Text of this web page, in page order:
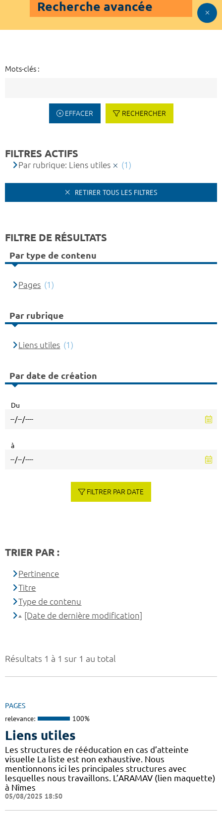
Recherche avancée
Mots-clés :
EFFACER RECHERCHER
Résultats 1 à 1 sur 1 au total
PAGES
relevance: 100%
Liens utiles
Les structures de rééducation en cas d’atteinte
visuelle La liste est non exhaustive. Nous
mentionnons ici les principales structures avec
lesquelles nous travaillons. L’ARAMAV (lien maquette)
à Nîmes
05/08/2025 18:50
FILTRES ACTIFS
Par rubrique: Liens utiles (1)
RETIRER TOUS LES FILTRES
FILTRE DE RÉSULTATS
Par type de contenu
Pages (1)
Par rubrique
Liens utiles (1)
Par date de création
Du
à
FILTRER PAR DATE
TRIER PAR :
Pertinence
Titre
Type de contenu
[Date de dernière modification]